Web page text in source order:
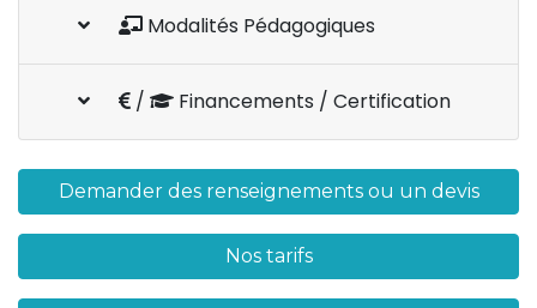
Modalités Pédagogiques
/ Financements / Certification
Demander des renseignements ou un devis
Nos tarifs